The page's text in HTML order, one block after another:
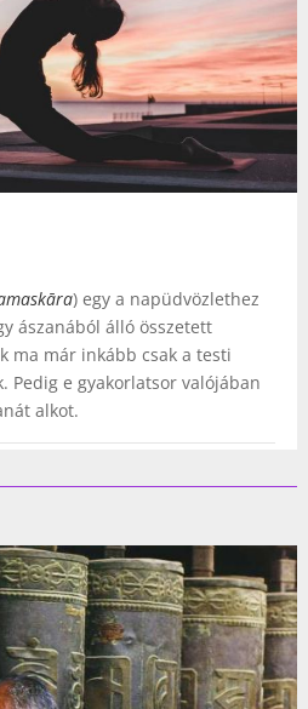
) egy a napüdvözlethez
ászanából álló összetett
ma már inkább csak a testi
Pedig e gyakorlatsor valójában
alkot.